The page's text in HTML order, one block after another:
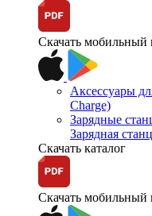
Скачать мобильный
Аксессуары
Charge)
Зарядные
Зарядная
Скачать каталог
Скачать мобильный